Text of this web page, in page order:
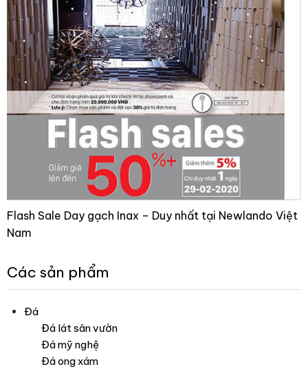
Flash Sale Day gạch Inax – Duy nhất tại Newlando Việt
Nam
Các sản phẩm
Đá
Đá lát sân vườn
Đá mỹ nghệ
Đá ong xám